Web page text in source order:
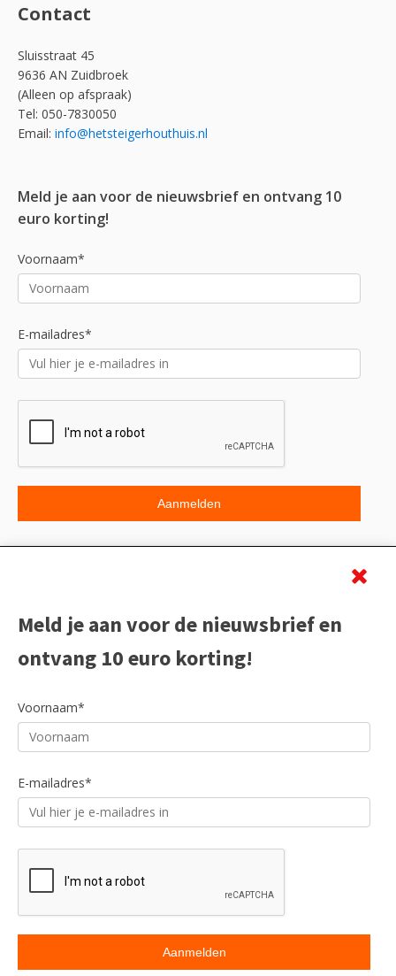
Contact
Sluisstraat 45
9636 AN Zuidbroek
(Alleen op afspraak)
Tel: 050-7830050
Email: info@hetsteigerhouthuis.nl
Meld je aan voor de nieuwsbrief en ontvang 10
euro korting!
Voornaam*
E-mailadres*
Meld je aan voor de nieuwsbrief en
ontvang 10 euro korting!
Voornaam*
E-mailadres*